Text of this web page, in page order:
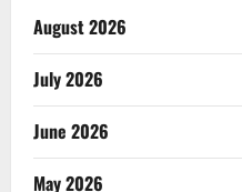
August 2026
July 2026
June 2026
May 2026